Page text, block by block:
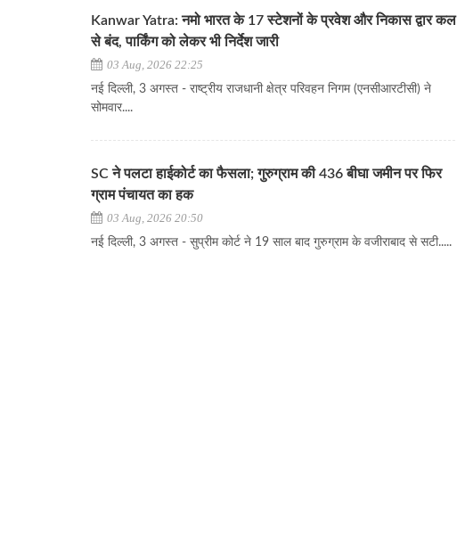
Kanwar Yatra: नमो भारत के 17 स्टेशनों के प्रवेश और निकास द्वार कल
से बंद, पार्किंग को लेकर भी निर्देश जारी
03 Aug, 2026 22:25
नई दिल्ली, 3 अगस्त - राष्ट्रीय राजधानी क्षेत्र परिवहन निगम (एनसीआरटीसी) ने
सोमवार....
SC ने पलटा हाईकोर्ट का फैसला; गुरुग्राम की 436 बीघा जमीन पर फिर
ग्राम पंचायत का हक
03 Aug, 2026 20:50
नई दिल्ली, 3 अगस्त - सुप्रीम कोर्ट ने 19 साल बाद गुरुग्राम के वजीराबाद से सटी.....